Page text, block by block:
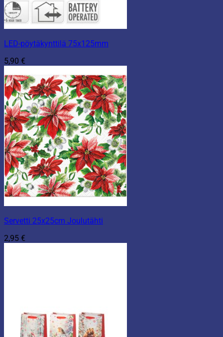
LED-pöytäkynttilä 75x125mm
5,90 €
Servetti 25x25cm Joulutähti
2,95 €